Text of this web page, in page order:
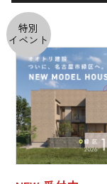
特別
イベント